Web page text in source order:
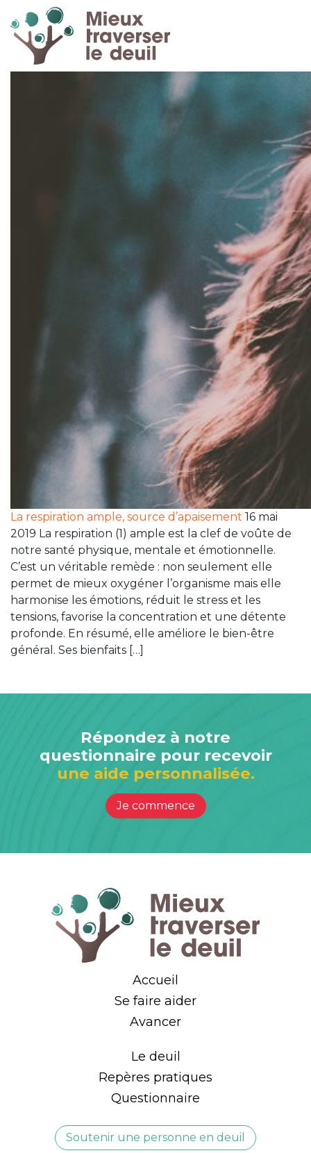
La respiration ample, source d’apaisement 16 mai
2019 La respiration (1) ample est la clef de voûte de
notre santé physique, mentale et émotionnelle.
C’est un véritable remède : non seulement elle
permet de mieux oxygéner l’organisme mais elle
harmonise les émotions, réduit le stress et les
tensions, favorise la concentration et une détente
profonde. En résumé, elle améliore le bien-être
général. Ses bienfaits […]
Répondez à notre
questionnaire pour recevoir
une aide personnalisée.
Je commence
Accueil
Se faire aider
Avancer
Le deuil
Repères pratiques
Questionnaire
Soutenir une personne en deuil